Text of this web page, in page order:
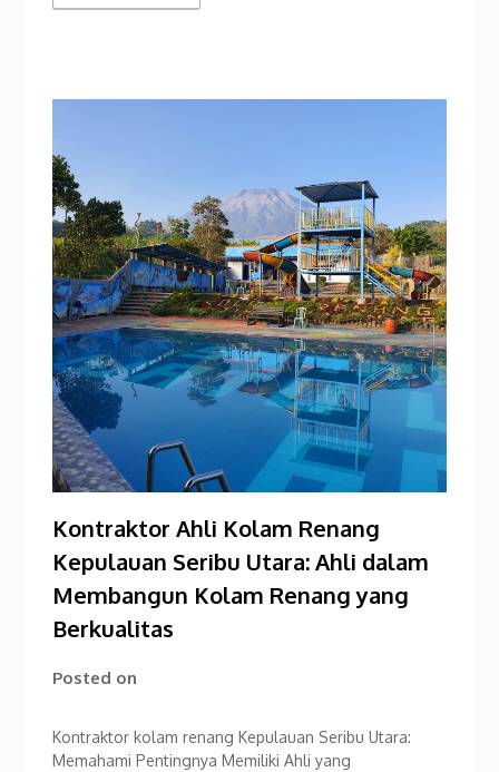
Kontraktor Ahli Kolam Renang
Kepulauan Seribu Utara: Ahli dalam
Membangun Kolam Renang yang
Berkualitas
Posted on
Kontraktor kolam renang Kepulauan Seribu Utara:
Memahami Pentingnya Memiliki Ahli yang